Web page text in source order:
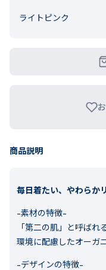
ライトピンク
商品説明
毎日着たい、やわらか
-素材の特徴-
「第二の肌」と呼ばれ
環境に配慮したオーガ
-デザインの特徴-